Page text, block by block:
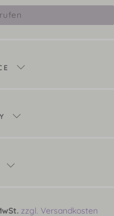
zzgl. Versandkosten